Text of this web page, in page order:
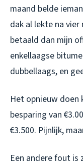
maand belde
dak al lekte na vier
betaald dan mijn
enkellaagse
dubbellaags, en
Het opnieuw doen
besparing van
€3.500. Pijnlijk,
Een andere fout is